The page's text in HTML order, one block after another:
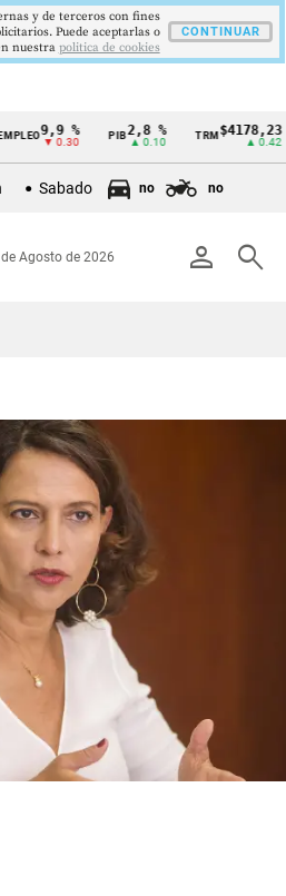
9,9 %
▼ 0.30
PIB2,8 %
▲ 0.10
TRM$4178,23
▲ 0.42
Sabado no no
person search
de Agosto de 2026
y de terceros con fines
Puede aceptarlas o
nuestra politica de cookies
CONTINUAR